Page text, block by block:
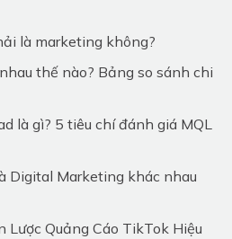
là marketing không?
thế nào? Bảng so sánh chi
là gì? 5 tiêu chí đánh giá MQL
Digital Marketing khác nhau
Lược Quảng Cáo TikTok Hiệu